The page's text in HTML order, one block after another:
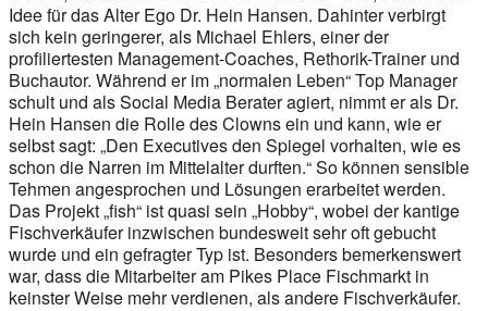
Idee für das Alter Ego Dr. Hein Hansen. Dahinter verbirgt
sich kein geringerer, als Michael Ehlers, einer der
profiliertesten Management-Coaches, Rethorik-Trainer und
Buchautor. Während er im „normalen Leben“ Top Manager
schult und als Social Media Berater agiert, nimmt er als Dr.
Hein Hansen die Rolle des Clowns ein und kann, wie er
selbst sagt: „Den Executives den Spiegel vorhalten, wie es
schon die Narren im Mittelalter durften.“ So können sensible
Tehmen angesprochen und Lösungen erarbeitet werden.
Das Projekt „fish“ ist quasi sein „Hobby“, wobei der kantige
Fischverkäufer inzwischen bundesweit sehr oft gebucht
wurde und ein gefragter Typ ist. Besonders bemerkenswert
war, dass die Mitarbeiter am Pikes Place Fischmarkt in
keinster Weise mehr verdienen, als andere Fischverkäufer.